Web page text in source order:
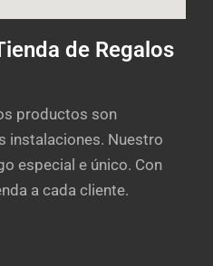
de Regalos
productos son
instalaciones. Nuestro
especial e único. Con
a cada cliente.